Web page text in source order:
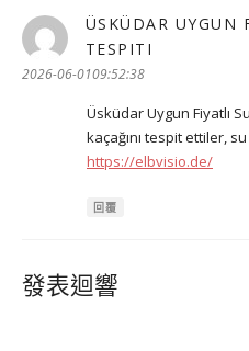
ÜSKÜDAR UYGUN
TESPITI
2026-06-0109:52:38
Üsküdar Uygun Fiyatlı
kaçağını tespit ettiler,
https://elbvisio.de/
回覆
發表迴響